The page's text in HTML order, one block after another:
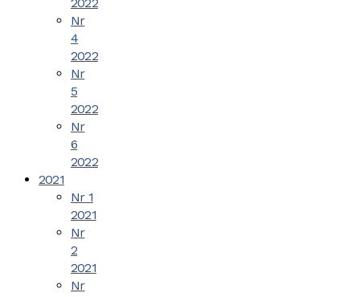
Nr
4
2022
Nr
5
2022
Nr
6
2022
2021
Nr 1
2021
Nr
2
2021
Nr